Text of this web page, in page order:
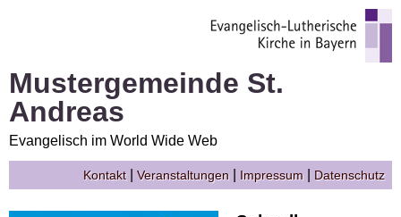
Mustergemeinde St.
Andreas
Evangelisch im World Wide Web
Kontakt| Veranstaltungen Impressum Datenschutz